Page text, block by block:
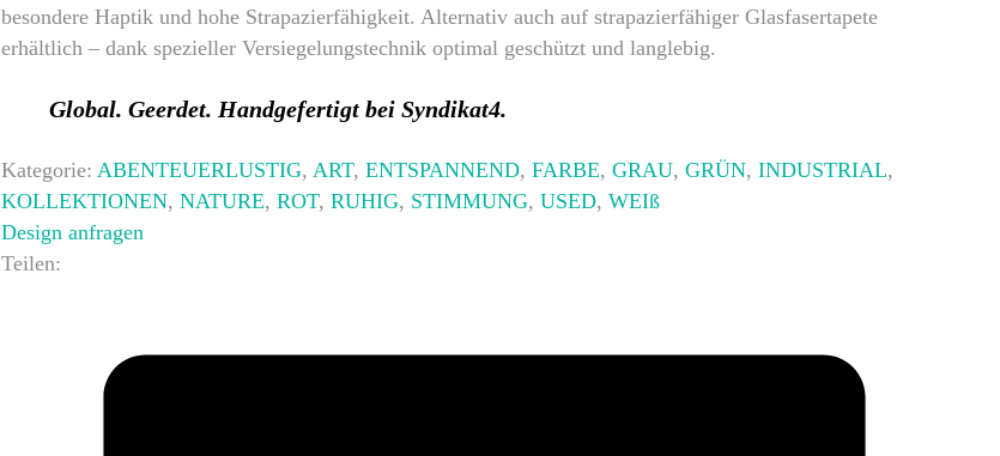
besondere Haptik und hohe Strapazierfähigkeit. Alternativ auch auf strapazierfähiger Glasfasertapete
erhältlich – dank spezieller Versiegelungstechnik optimal geschützt und langlebig.
Global. Geerdet. Handgefertigt bei Syndikat4.
Kategorie:ABENTEUERLUSTIG,ART,ENTSPANNEND,FARBE,GRAU,GRÜN,INDUSTRIAL,
KOLLEKTIONEN,NATURE,ROT,RUHIG, STIMMUNG,USED,WEIß
Design anfragen
Teilen: